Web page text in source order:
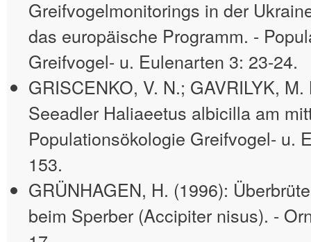
Greifvogelmonitorings in der
das europäische Programm. -
Greifvogel- u. Eulenarten 3: 23-24.
GRISCENKO, V. N.; GAVRILYK,
Seeadler Haliaeetus albicilla am
Populationsökologie Greifvogel- u.
153.
GRÜNHAGEN, H. (1996):
beim Sperber (Accipiter nisus). -